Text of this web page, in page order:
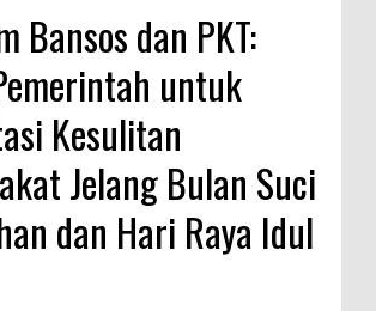
Bansos dan PKT:
untuk
Kesulitan
Jelang Bulan Suci
dan Hari Raya Idul